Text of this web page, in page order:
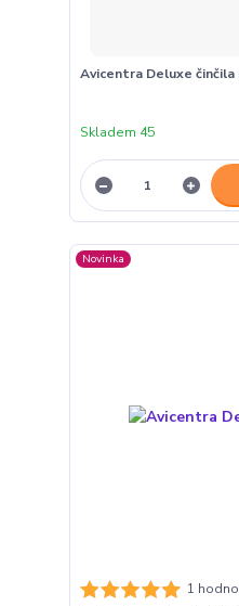
Avicentra Deluxe činčila
Skladem 45
Novinka
1